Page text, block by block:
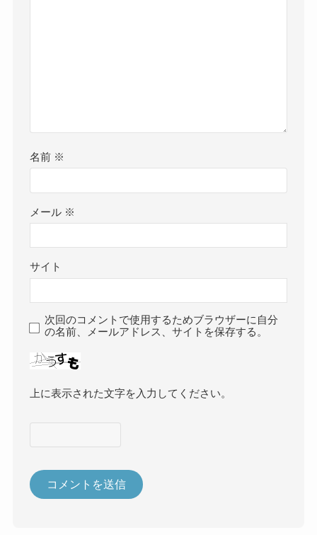
名前 ※
メール ※
サイト
次回のコメントで使用するためブラウザーに自分
の名前、メールアドレス、サイトを保存する。
上に表示された文字を入力してください。